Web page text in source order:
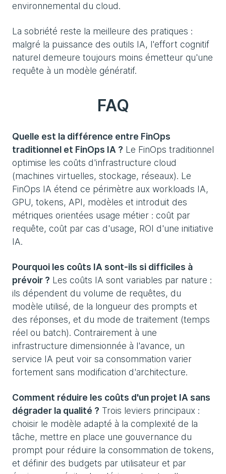
environnemental du cloud.
La sobriété reste la meilleure des pratiques :
malgré la puissance des outils IA, l'effort cognitif
naturel demeure toujours moins émetteur qu'une
requête à un modèle génératif.
FAQ
Quelle est la différence entre FinOps
traditionnel et FinOps IA ? Le FinOps traditionnel
optimise les coûts d'infrastructure cloud
(machines virtuelles, stockage, réseaux). Le
FinOps IA étend ce périmètre aux workloads IA,
GPU, tokens, API, modèles et introduit des
métriques orientées usage métier : coût par
requête, coût par cas d'usage, ROI d'une initiative
IA.
Pourquoi les coûts IA sont-ils si difficiles à
prévoir ? Les coûts IA sont variables par nature :
ils dépendent du volume de requêtes, du
modèle utilisé, de la longueur des prompts et
des réponses, et du mode de traitement (temps
réel ou batch). Contrairement à une
infrastructure dimensionnée à l'avance, un
service IA peut voir sa consommation varier
fortement sans modification d'architecture.
Comment réduire les coûts d'un projet IA sans
dégrader la qualité ? Trois leviers principaux :
choisir le modèle adapté à la complexité de la
tâche, mettre en place une gouvernance du
prompt pour réduire la consommation de tokens,
et définir des budgets par utilisateur et par